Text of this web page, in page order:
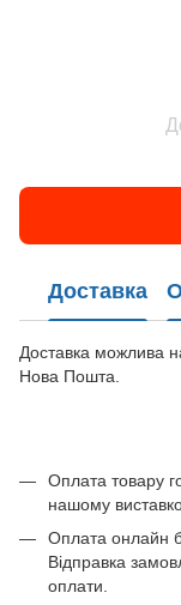
Доставка
Доставка можлива
Нова Пошта.
Оплата товару
нашому
Оплата онлайн
Відправка
оплати.